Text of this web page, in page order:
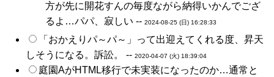
方が先に開花すんの毎度ながら納得いかんでござ
るよ…パパ、寂しい -- 2024-08-25 (日) 16:28:33
「おかえりパ～パ～」って出迎えてくれる度、昇天
しそうになる。訴訟。 -- 2020-04-07 (火) 18:39:04
庭園AがHTML移行で未実装になったのか…通常と